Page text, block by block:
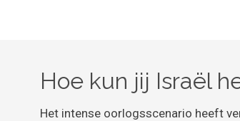
Hoe kun jij Israël
Het intense oorlogsscenario heeft